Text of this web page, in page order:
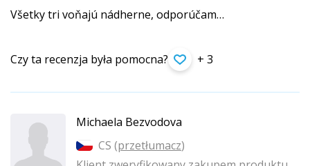
Všetky tri voňajú nádherne, odporúčam…
Czy ta recenzja była pomocna? + 3
Michaela Bezvodova
CS (przetłumacz)